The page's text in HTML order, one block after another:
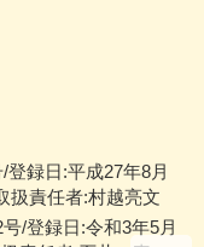
録日:平成27年8月
扱責任者:村越亮文
/登録日:令和3年5月